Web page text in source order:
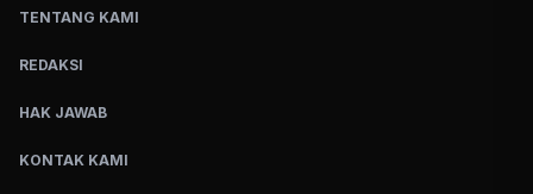
TENTANG KAMI
REDAKSI
HAK JAWAB
KONTAK KAMI